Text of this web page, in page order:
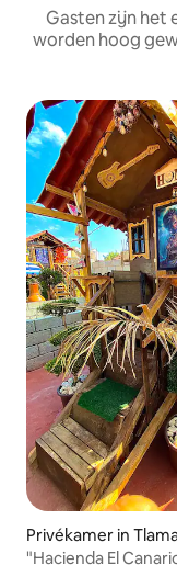
Gasten zijn het
worden hoog
Privékamer in
"Hacienda El